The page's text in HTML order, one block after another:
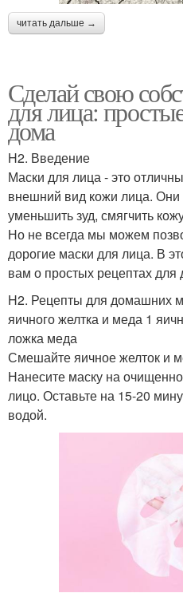
читать дальше →
Сделай свою
для лица:
дома
H2. Введение
Маски для лица - это
внешний вид кожи лица. Они
уменьшить зуд, смягчить
Но не всегда мы можем
дорогие маски для лица. В
вам о простых рецептах
H2. Рецепты для домашних
яичного желтка и меда 1
ложка меда
Смешайте яичное желток и
Нанесите маску на
лицо. Оставьте на 15-20
водой.